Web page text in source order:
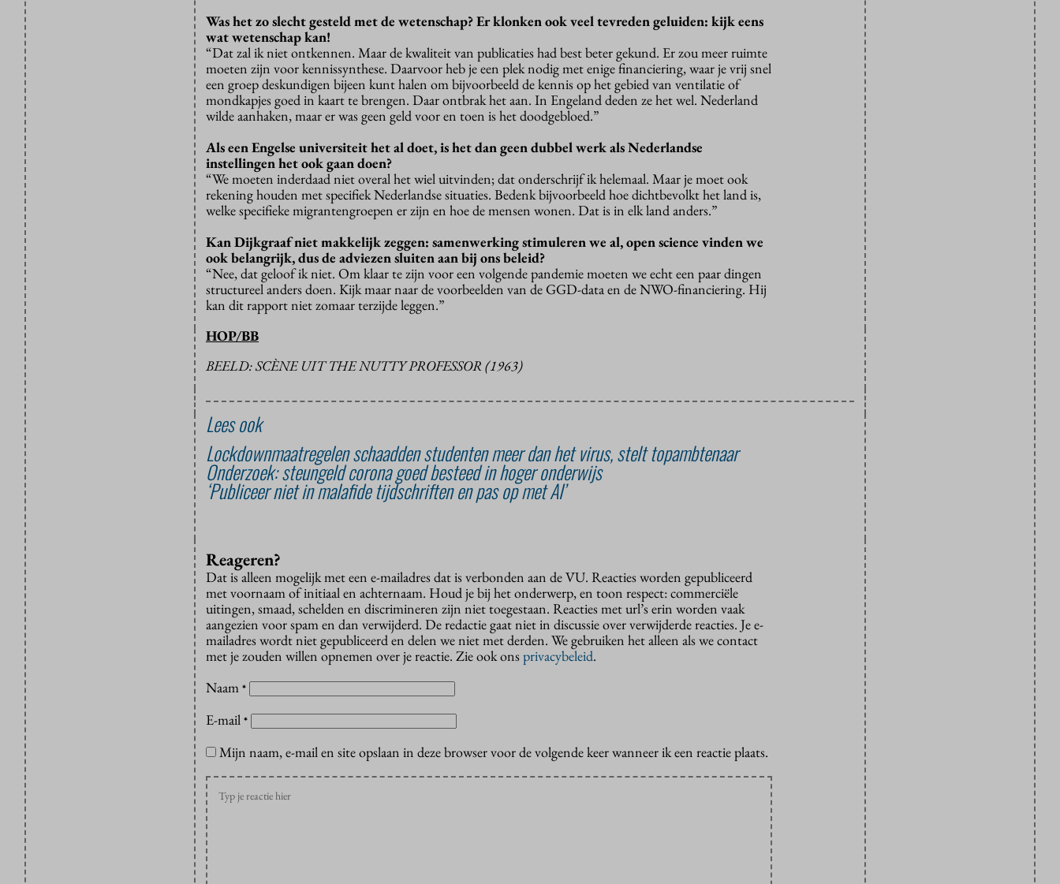
Was het zo slecht gesteld met de wetenschap? Er klonken ook veel tevreden geluiden: kijk eens
wat wetenschap kan!
“Dat zal ik niet ontkennen. Maar de kwaliteit van publicaties had best beter gekund. Er zou meer ruimte
moeten zijn voor kennissynthese. Daarvoor heb je een plek nodig met enige financiering, waar je vrij snel
een groep deskundigen bijeen kunt halen om bijvoorbeeld de kennis op het gebied van ventilatie of
mondkapjes goed in kaart te brengen. Daar ontbrak het aan. In Engeland deden ze het wel. Nederland
wilde aanhaken, maar er was geen geld voor en toen is het doodgebloed.”
Als een Engelse universiteit het al doet, is het dan geen dubbel werk als Nederlandse
instellingen het ook gaan doen?
“We moeten inderdaad niet overal het wiel uitvinden; dat onderschrijf ik helemaal. Maar je moet ook
rekening houden met specifiek Nederlandse situaties. Bedenk bijvoorbeeld hoe dichtbevolkt het land is,
welke specifieke migrantengroepen er zijn en hoe de mensen wonen. Dat is in elk land anders.”
Kan Dijkgraaf niet makkelijk zeggen: samenwerking stimuleren we al, open science vinden we
ook belangrijk, dus de adviezen sluiten aan bij ons beleid?
“Nee, dat geloof ik niet. Om klaar te zijn voor een volgende pandemie moeten we echt een paar dingen
structureel anders doen. Kijk maar naar de voorbeelden van de GGD-data en de NWO-financiering. Hij
kan dit rapport niet zomaar terzijde leggen.”
HOP/BB
BEELD: SCÈNE UIT THE NUTTY PROFESSOR (1963)
Lees ook
Lockdownmaatregelen schaadden studenten meer dan het virus, stelt topambtenaar
Onderzoek: steungeld corona goed besteed in hoger onderwijs
‘Publiceer niet in malafide tijdschriften en pas op met AI’
Reageren?
Dat is alleen mogelijk met een e-mailadres dat is verbonden aan de VU. Reacties worden gepubliceerd
met voornaam of initiaal en achternaam. Houd je bij het onderwerp, en toon respect: commerciële
uitingen, smaad, schelden en discrimineren zijn niet toegestaan. Reacties met url’s erin worden vaak
aangezien voor spam en dan verwijderd. De redactie gaat niet in discussie over verwijderde reacties. Je e-
mailadres wordt niet gepubliceerd en delen we niet met derden. We gebruiken het alleen als we contact
met je zouden willen opnemen over je reactie. Zie ook onsprivacybeleid.
Naam *
E-mail *
Mijn naam, e-mail en site opslaan in deze browser voor de volgende keer wanneer ik een reactie plaats.